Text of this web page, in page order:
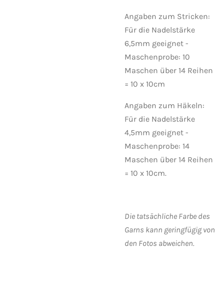
Angaben zum Stricken:
Für die Nadelstärke
6,5mm geeignet -
Maschenprobe: 10
Maschen über 14 Reihen
= 10 x 10cm
Angaben zum Häkeln:
Für die Nadelstärke
4,5mm geeignet -
Maschenprobe: 14
Maschen über 14 Reihen
= 10 x 10cm.
Die tatsächliche Farbe des
Garns kann geringfügig von
den Fotos abweichen.